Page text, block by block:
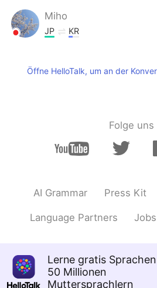
Miho
JP KR
とても上手ですね〜🥚
あかりAkari
私よりも上手です😳😆✨
Öffne HelloTalk, um an der
Folge uns
AI Grammar Press Kit
Language Partners Jobs
Lerne gratis
50 Millionen
Muttersprachlern